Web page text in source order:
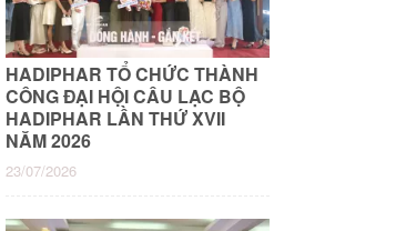
HADIPHAR TỔ CHỨC THÀNH
CÔNG ĐẠI HỘI CÂU LẠC BỘ
HADIPHAR LẦN THỨ XVII
NĂM 2026
23/07/2026